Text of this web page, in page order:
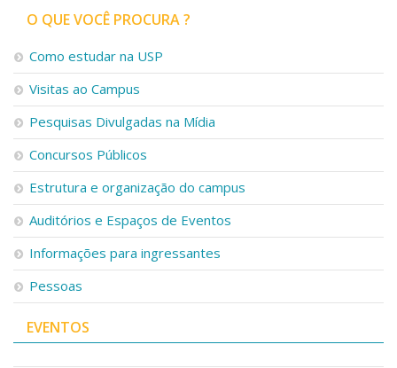
Assessorias e Mídias
Aplicativos e Sites
Agenda de Eventos
Defesa de Teses
O QUE VOCÊ PROCURA ?
Como estudar na USP
Visitas ao Campus
Pesquisas Divulgadas na Mídia
Concursos Públicos
Estrutura e organização do campus
Auditórios e Espaços de Eventos
Informações para ingressantes
Pessoas
EVENTOS